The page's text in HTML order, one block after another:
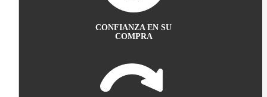
CONFIANZA EN SU
COMPRA